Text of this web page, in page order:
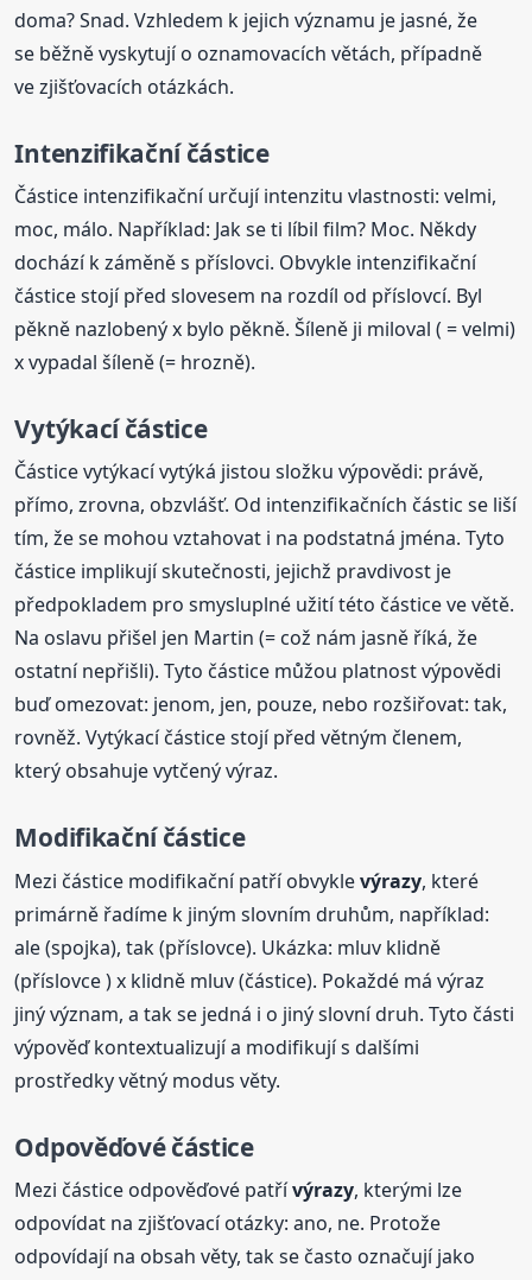
doma? Snad. Vzhledem k jejich významu je jasné, že
se běžně vyskytují o oznamovacích větách, případně
ve zjišťovacích otázkách.
Intenzifikační částice
Částice intenzifikační určují intenzitu vlastnosti: velmi,
moc, málo. Například: Jak se ti líbil film? Moc. Někdy
dochází k záměně s příslovci. Obvykle intenzifikační
částice stojí před slovesem na rozdíl od příslovcí. Byl
pěkně nazlobený x bylo pěkně. Šíleně ji miloval ( = velmi)
x vypadal šíleně (= hrozně).
Vytýkací částice
Částice vytýkací vytýká jistou složku výpovědi: právě,
přímo, zrovna, obzvlášť. Od intenzifikačních částic se liší
tím, že se mohou vztahovat i na podstatná jména. Tyto
částice implikují skutečnosti, jejichž pravdivost je
předpokladem pro smysluplné užití této částice ve větě.
Na oslavu přišel jen Martin (= což nám jasně říká, že
ostatní nepřišli). Tyto částice můžou platnost výpovědi
buď omezovat: jenom, jen, pouze, nebo rozšiřovat: tak,
rovněž. Vytýkací částice stojí před větným členem,
který obsahuje vytčený výraz.
Modifikační částice
Mezi částice modifikační patří obvyklevýrazy, které
primárně řadíme k jiným slovním druhům, například:
ale (spojka), tak (příslovce). Ukázka: mluv klidně
(příslovce ) x klidně mluv (částice). Pokaždé má výraz
jiný význam, a tak se jedná i o jiný slovní druh. Tyto části
výpověď kontextualizují a modifikují s dalšími
prostředky větný modus věty.
Odpověďové částice
Mezi částice odpověďové patřívýrazy, kterými lze
odpovídat na zjišťovací otázky: ano, ne. Protože
odpovídají na obsah věty, tak se často označují jako